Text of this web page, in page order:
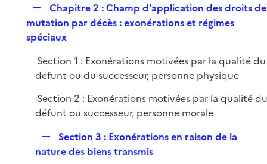
r i
e
e
p
i
e
Chapitre 2 : Champ d'application des droits de
mutation par décès : exonérations et régimes
spéciaux
Section 1 : Exonérations motivées par la qualité du
défunt ou du successeur, personne physique
Section 2 : Exonérations motivées par la qualité
défunt ou successeur, personne morale
e
Section 3 : Exonérations en raison de la
nature des biens transmis